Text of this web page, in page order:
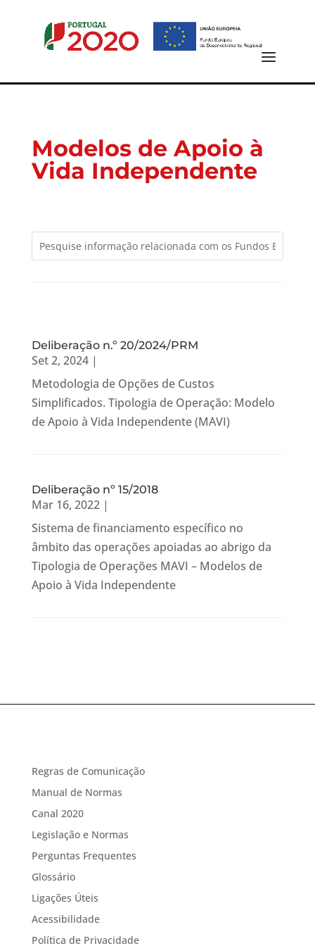
Modelos de Apoio à
Vida Independente
Deliberação n.º 20/2024/PRM
Set 2, 2024|
Metodologia de Opções de Custos
Simplificados. Tipologia de Operação: Modelo
de Apoio à Vida Independente (MAVI)
Deliberação nº 15/2018
Mar 16, 2022|
Sistema de financiamento específico no
âmbito das operações apoiadas ao abrigo da
Tipologia de Operações MAVI – Modelos de
Apoio à Vida Independente
Regras de Comunicação
Manual de Normas
Canal 2020
Legislação e Normas
Perguntas Frequentes
Glossário
Ligações Úteis
Acessibilidade
Política de Privacidade